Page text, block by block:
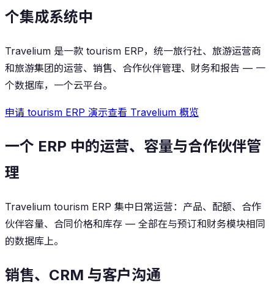
个集成系统中
Travelium 是一款 tourism ERP，统一旅行社、旅游运营商
和旅游集团的运营、销售、合作伙伴管理、财务和报告 — 一
个数据库，一个云平台。
申请 tourism ERP 演示查看 Travelium 概览
一个 ERP 中的运营、容量与合作伙伴管
理
Travelium tourism ERP 集中日常运营：产品、配额、合作
伙伴容量、合同价格和库存 — 全部在与预订和财务模块相同
的数据库上。
销售、CRM 与客户沟通